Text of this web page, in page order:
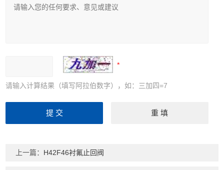
请输入计算结果（填写阿拉伯数字），如：三加四=7
上一篇： H42F46衬氟止回阀